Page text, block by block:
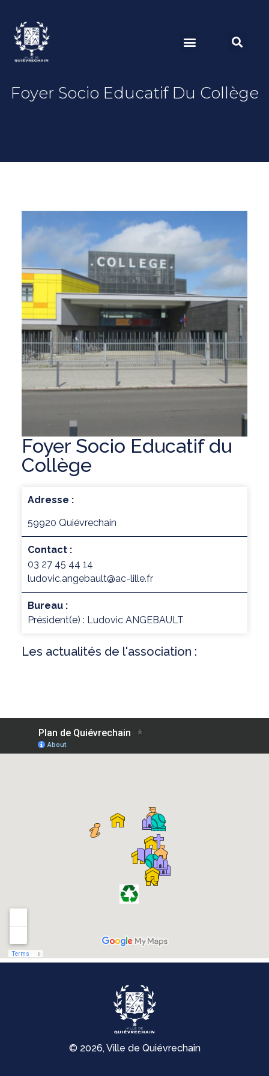
Foyer Socio Educatif Du Collège
Foyer Socio Educatif du
Collège
Adresse :
59920 Quiévrechain
Contact :
03 27 45 44 14
ludovic.angebault@ac-lille.fr
Bureau :
Président(e) : Ludovic ANGEBAULT
Les actualités de l'association :
© 2026, Ville de Quiévrechain